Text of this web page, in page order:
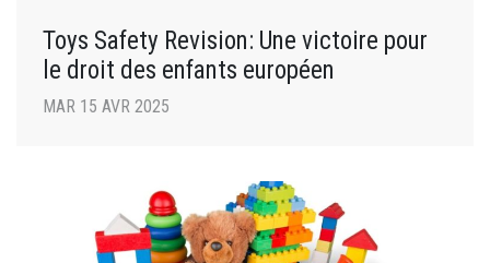
Toys Safety Revision: Une victoire pour
le droit des enfants européen
MAR 15 AVR 2025